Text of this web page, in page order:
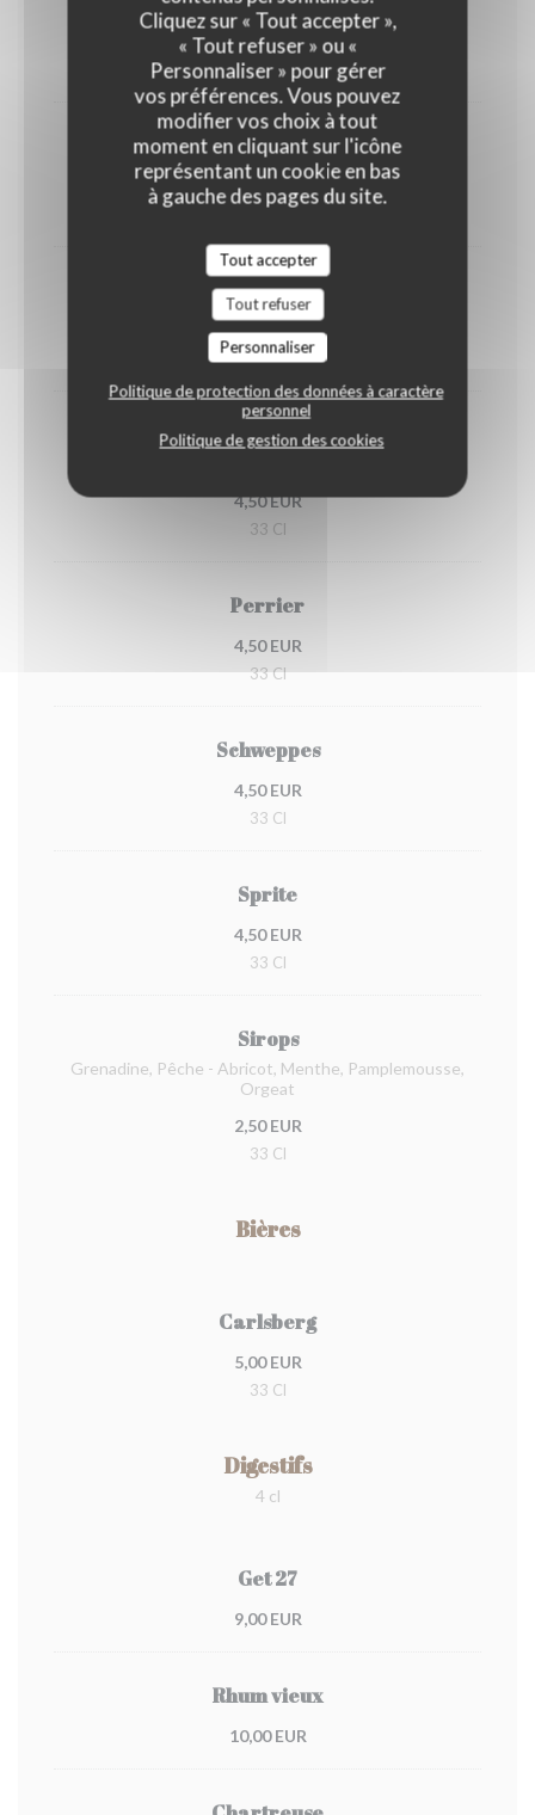
Cliquez sur « Tout accepter »,
« Tout refuser » ou «
Personnaliser » pour gérer
vos préférences. Vous pouvez
modifier vos choix à tout
moment en cliquant sur l'icône
représentant un cookie en bas
à gauche des pages du site.
Tout accepter
Tout refuser
Personnaliser
Politique de protection des données à caractère
personnel
Politique de gestion des cookies
4,50 EUR
33 Cl
Coca-Cola zéro
4,50 EUR
33 Cl
Ice tea
4,50 EUR
33 Cl
Minute Maid
4,50 EUR
33 Cl
Perrier
4,50 EUR
33 Cl
Schweppes
4,50 EUR
33 Cl
Sprite
4,50 EUR
33 Cl
Sirops
Grenadine, Pêche - Abricot, Menthe, Pamplemousse,
Orgeat
2,50 EUR
33 Cl
Bières
Carlsberg
5,00 EUR
33 Cl
Digestifs
4 cl
Get 27
9,00 EUR
Rhum vieux
10,00 EUR